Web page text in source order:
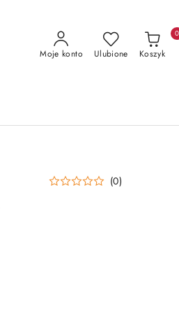
Moje konto Ulubione Koszyk
0
(0)